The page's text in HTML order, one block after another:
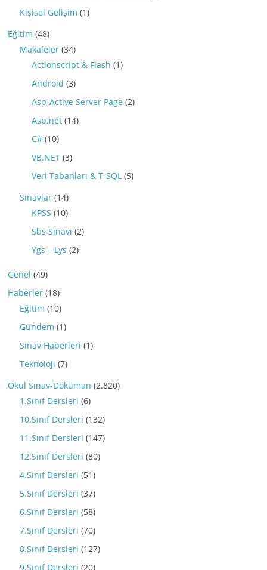
Kişisel Gelişim (1)
Eğitim (48)
Makaleler (34)
Actionscript & Flash (1)
Android (3)
Asp-Active Server Page (2)
Asp.net (14)
C# (10)
VB.NET (3)
Veri Tabanları & T-SQL (5)
Sınavlar (14)
KPSS (10)
Sbs Sınavı (2)
Ygs – Lys (2)
Genel (49)
Haberler (18)
Eğitim (10)
Gündem (1)
Sınav Haberleri (1)
Teknoloji (7)
Okul Sınav-Döküman (2.820)
1.Sınıf Dersleri (6)
10.Sınıf Dersleri (132)
11.Sınıf Dersleri (147)
12.Sınıf Dersleri (80)
4.Sınıf Dersleri (51)
5.Sınıf Dersleri (37)
6.Sınıf Dersleri (58)
7.Sınıf Dersleri (70)
8.Sınıf Dersleri (127)
9.Sınıf Dersleri (20)